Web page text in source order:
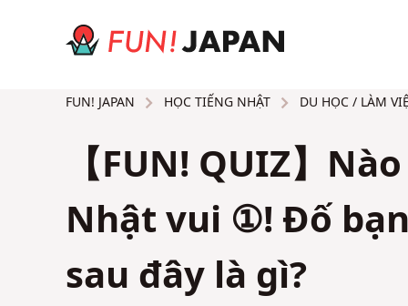
FUN! JAPAN HỌC TIẾNG NHẬT DU HỌC / LÀM
【FUN! QUIZ】
Nhật vui ①! Đố
sau đây là gì?